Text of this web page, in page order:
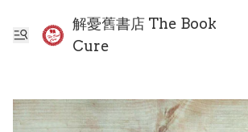
解憂舊書店 The Book
Cure